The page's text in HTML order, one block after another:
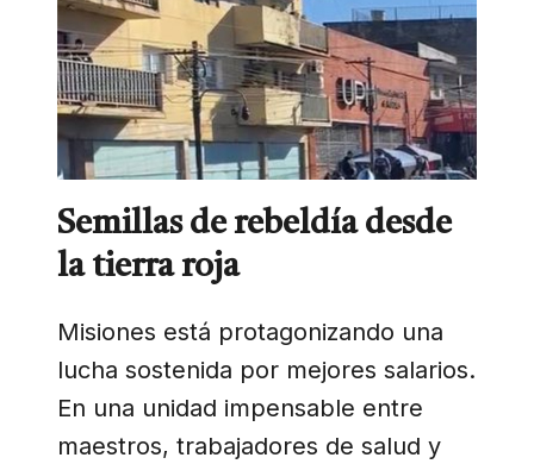
Semillas de rebeldía desde
la tierra roja
Misiones está protagonizando una
lucha sostenida por mejores salarios.
En una unidad impensable entre
maestros, trabajadores de salud y